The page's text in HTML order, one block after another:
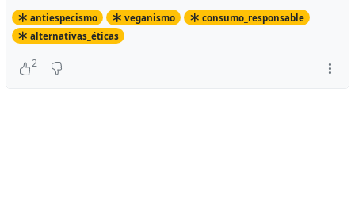
antiespecismo veganismo
consumo_responsable
alternativas_éticas
2